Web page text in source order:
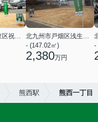
- (147.02㎡)
2,380万円
-
熊西駅 熊西一丁目